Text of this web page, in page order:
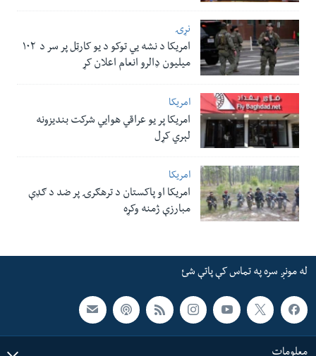
نړۍ
امریکا د نشه یي توکو د یو کارټل پر سر د ۱۰۲
میلیون ډالرو انعام اعلان کړ
امریکا
امریکا پر یو عراقي هوایي شرکت بندیزونه
لېري کړل
امریکا
امریکا او پاکستان د ترهګرۍ پر ضد د ګډې
مبارزې ژمنه وکړه
له مونږ سره په تماس کې پاتې شئ
معلومات